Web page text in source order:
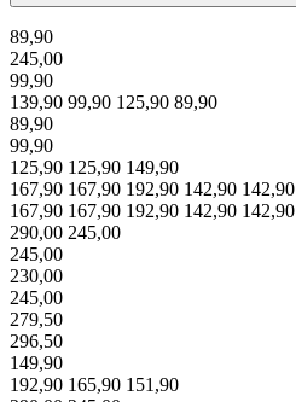
89,90
245,00
99,90
139,90 99,90 125,90 89,90
89,90
99,90
125,90 125,90 149,90
167,90 167,90 192,90 142,90 142,90
167,90 167,90 192,90 142,90 142,90
290,00 245,00
245,00
230,00
245,00
279,50
296,50
149,90
192,90 165,90 151,90